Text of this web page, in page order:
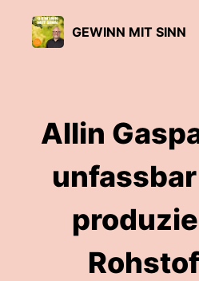
GEWINN MIT SINN
Allin